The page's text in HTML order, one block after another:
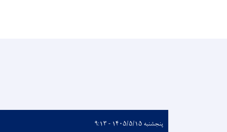
پنجشنبه ۱۴۰۵/۵/۱۵ - ۹:۱۳